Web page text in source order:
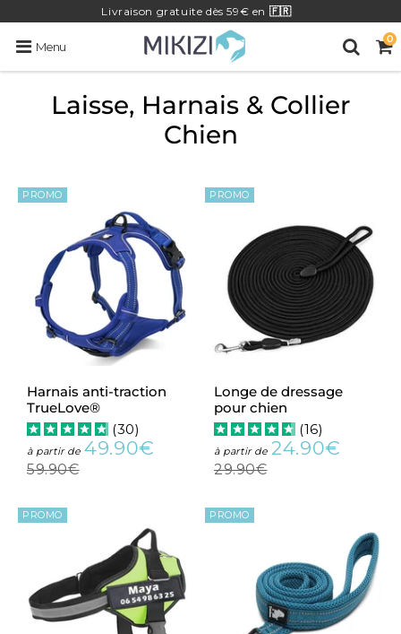
Livraison gratuite dès 59€ en 🇫🇷
Menu
0
Laisse, Harnais & Collier
Chien
PROMO
Harnais anti-traction
TrueLove®
(30)
à partir dePrix
49.90€ 49.90€
régulier
59.90€59.90€
PROMO
Longe de dressage
pour chien
(16)
à partir de Prix
24.90€
29.90€29.90€
PROMO PROMO